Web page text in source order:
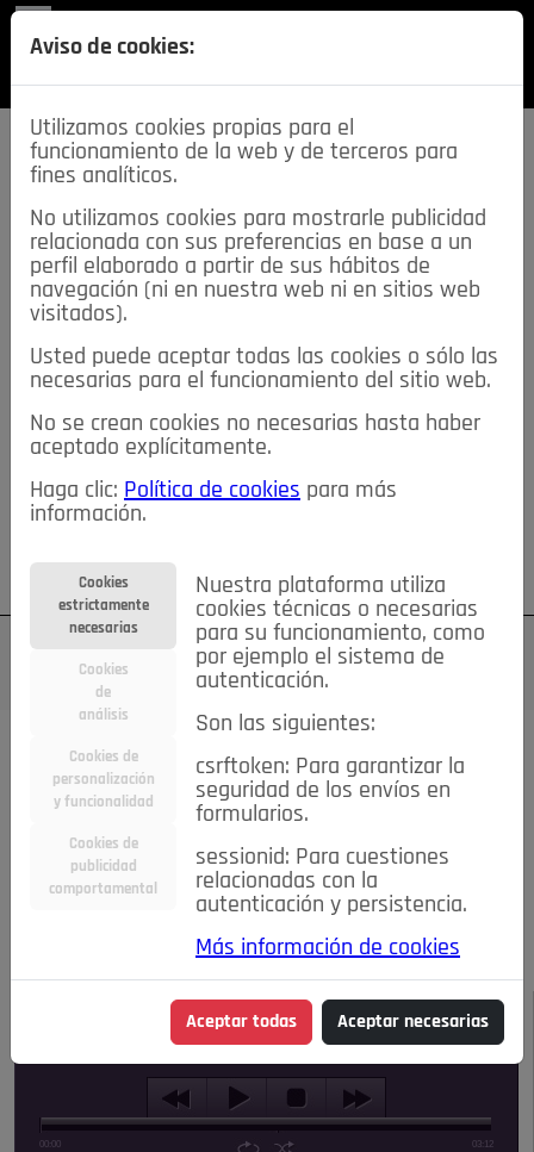
SECCIONES
descarga esta
REVISTA
≡NOTICIAS
NOTICIAS SERVICIOS DE INTERÉS
TABLÓN DE ANUNCIOS MIS ANUNCIOS CONTACTO
NOSOTROS
Su cuenta Regístrese ¿Olvidó su contraseña?
Todas las noticias..
#TePrestoMisOjos Caridad
Ciencia&Tecnología
Economía
Entretenimiento
Estilo de Vida
Internacional
Madrid Opinión IN
Pozuelo de Alarcón
Salud 🔴 En Directo
NOTICIAS
Escucha el audio de esta noticia:
00:00 03:12
Aviso de cookies:
Utilizamos cookies propias para el
funcionamiento de la web y de terceros para
fines analíticos.
No utilizamos cookies para mostrarle publicidad
relacionada con sus preferencias en base a un
perfil elaborado a partir de sus hábitos de
navegación (ni en nuestra web ni en sitios web
visitados).
Usted puede aceptar todas las cookies o sólo las
necesarias para el funcionamiento del sitio web.
No se crean cookies no necesarias hasta haber
aceptado explícitamente.
Haga clic: Política de cookies para más
información.
Cookies
estrictamente
necesarias
Cookies
de
análisis
Cookies de
personalización
y funcionalidad
Cookies de
publicidad
comportamental
Nuestra plataforma utiliza
cookies técnicas o necesarias
para su funcionamiento, como
por ejemplo el sistema de
autenticación.
Son las siguientes:
csrftoken: Para garantizar la
seguridad de los envíos en
formularios.
sessionid: Para cuestiones
relacionadas con la
autenticación y persistencia.
Más información de cookies
Aceptar todas Aceptar necesarias